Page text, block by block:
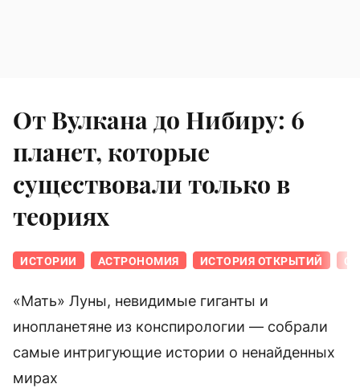
От Вулкана до Нибиру: 6
планет, которые
существовали только в
теориях
ИСТОРИИ АСТРОНОМИЯ ИСТОРИЯ ОТКРЫТИЙ
«Мать» Луны, невидимые гиганты и
инопланетяне из конспирологии — собрали
самые интригующие истории о ненайденных
мирах